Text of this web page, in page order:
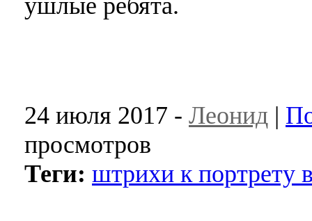
ушлые ребята.
24 июля 2017 - Леонид |
просмотров
Теги: штрихи к портрету